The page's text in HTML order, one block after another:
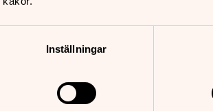
Inställningar